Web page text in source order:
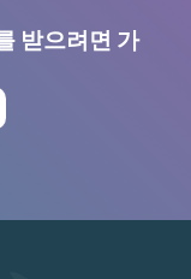
받으려면 가